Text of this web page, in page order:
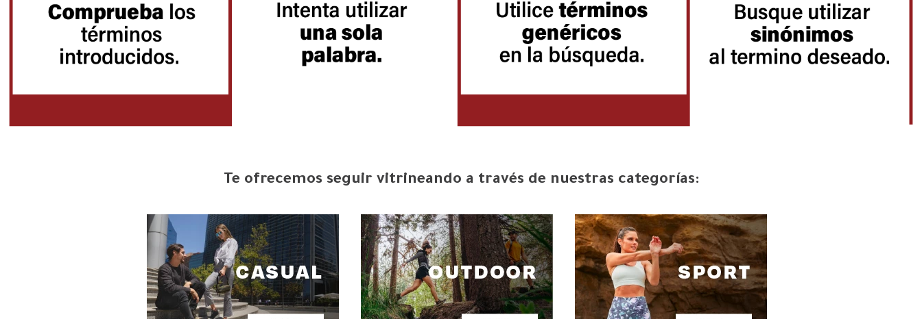
Te ofrecemos seguir vitrineando a través de nuestras categorías: